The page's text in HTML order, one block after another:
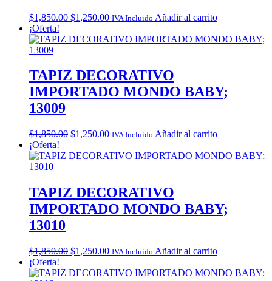
$1,850.00 Original
was:
$1,250.00Current
is:
IVA Incluido Añadir al carrito
¡Oferta!
TAPIZ DECORATIVO
IMPORTADO MONDO BABY;
13009
$1,850.00 Original
was:
$1,250.00Current
is:
IVA Incluido Añadir al carrito
¡Oferta!
TAPIZ DECORATIVO
IMPORTADO MONDO BABY;
13010
$1,850.00 Original
was:
$1,250.00Current
is:
IVA Incluido Añadir al carrito
¡Oferta!